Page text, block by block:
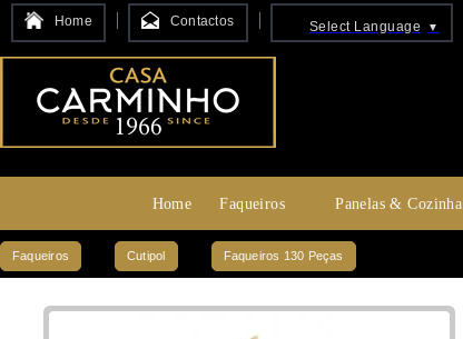
Home Contactos Select Language ▼
Home Faqueiros Panelas & Cozinha
Faqueiros Cutipol Faqueiros 130 Peças